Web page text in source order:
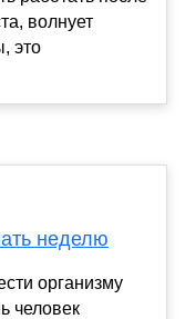
волнует
это
неделю
организму
человек